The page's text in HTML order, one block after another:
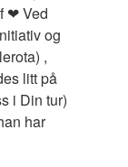
❤ Ved
og
,
litt på
i Din tur)
har